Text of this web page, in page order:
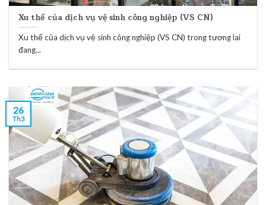
Xu thế của dịch vụ vệ sinh công nghiệp (VS CN)
Xu thế của dịch vụ vệ sinh công nghiệp (VS CN) trong tương lai
đang...
26
Th3